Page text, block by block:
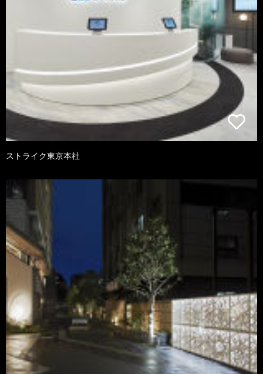
ストライク東京本社